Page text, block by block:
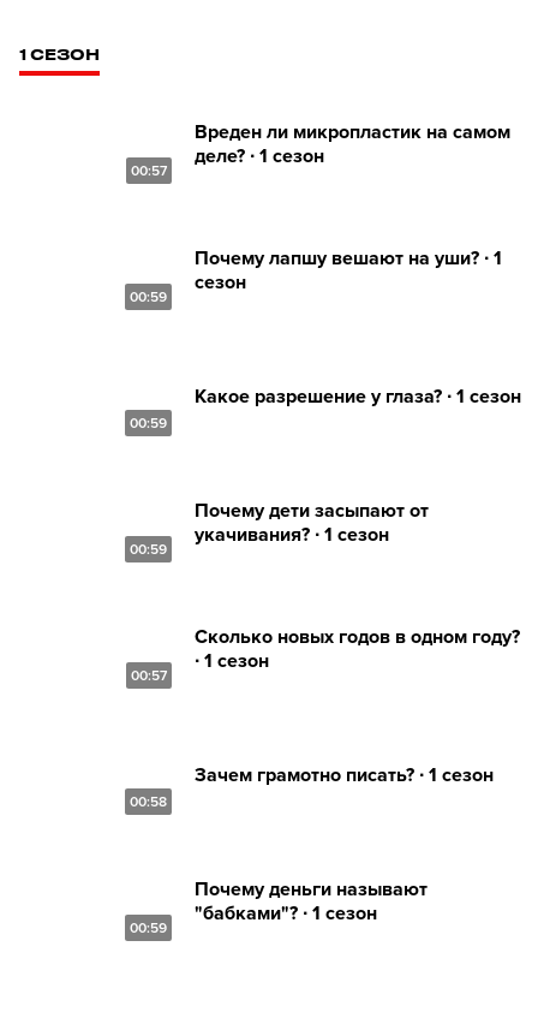
1 СЕЗОН
00:57
Вреден ли микропластик на самом
деле? ∙ 1 сезон
00:59
Почему лапшу вешают на уши? ∙ 1
сезон
00:59
Какое разрешение у глаза? ∙ 1 сезон
00:59
Почему дети засыпают от
укачивания? ∙ 1 сезон
00:57
Сколько новых годов в одном году?
∙ 1 сезон
00:58
Зачем грамотно писать? ∙ 1 сезон
00:59
Почему деньги называют
"бабками"? ∙ 1 сезон